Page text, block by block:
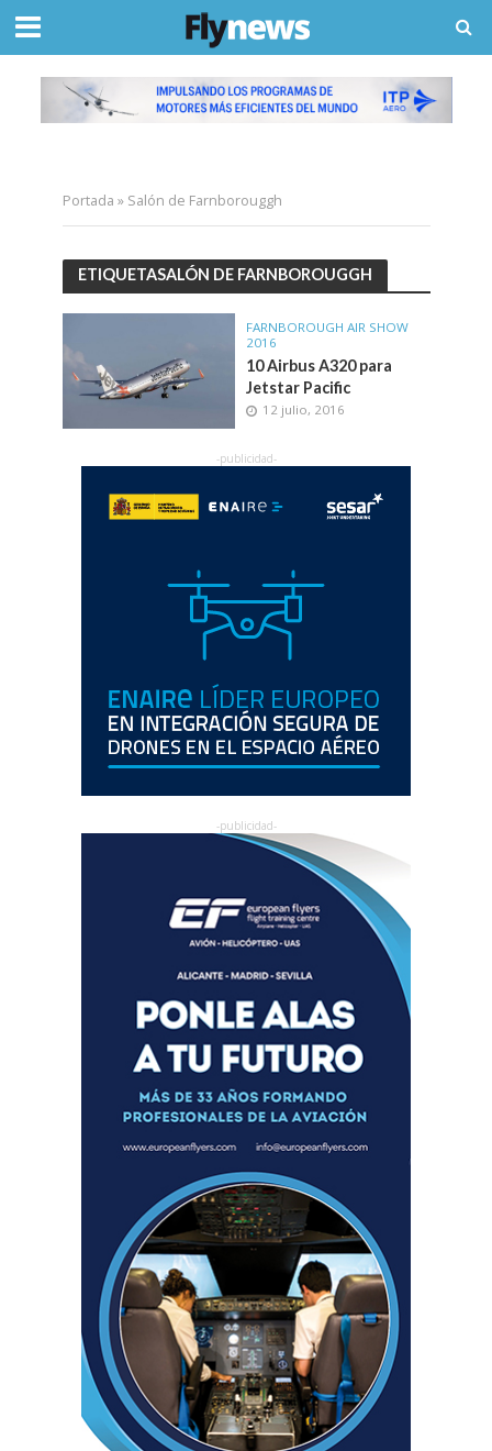
Portada » Salón de Farnborouggh
ETIQUETASALÓN DE FARNBOROUGGH
FARNBOROUGH AIR SHOW
2016
10 Airbus A320 para
Jetstar Pacific
12 julio, 2016